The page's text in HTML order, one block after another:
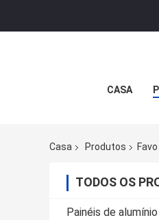
CASA
Casa Produtos
TODOS OS
Painéis de